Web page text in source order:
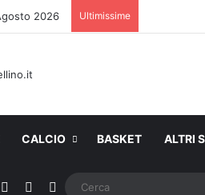
2026 Ultimissime
CALCIO BASKET ALTRI
You TubeInstagram
WhatsApp